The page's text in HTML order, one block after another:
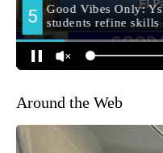
Around the Web